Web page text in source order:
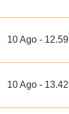
10 Ago - 12.59
10 Ago - 13.42